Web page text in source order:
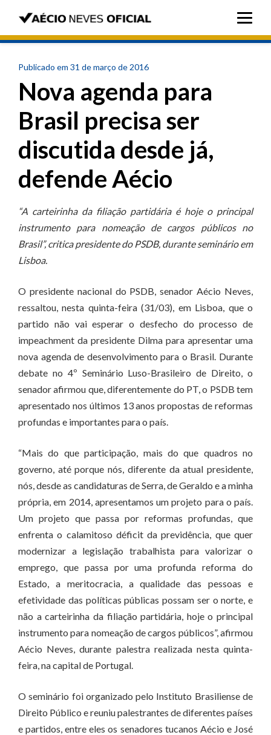
Publicado em 31 de março de 2016
Nova agenda para
Brasil precisa ser
discutida desde já,
defende Aécio
“A carteirinha da filiação partidária é hoje o principal
instrumento para nomeação de cargos públicos no
Brasil”, critica presidente do PSDB, durante seminário em
Lisboa.
O presidente nacional do PSDB, senador Aécio Neves,
ressaltou, nesta quinta-feira (31/03), em Lisboa, que o
partido não vai esperar o desfecho do processo de
impeachment da presidente Dilma para apresentar uma
nova agenda de desenvolvimento para o Brasil. Durante
debate no 4º Seminário Luso-Brasileiro de Direito, o
senador afirmou que, diferentemente do PT, o PSDB tem
apresentado nos últimos 13 anos propostas de reformas
profundas e importantes para o país.
“Mais do que participação, mais do que quadros no
governo, até porque nós, diferente da atual presidente,
nós, desde as candidaturas de Serra, de Geraldo e a minha
própria, em 2014, apresentamos um projeto para o país.
Um projeto que passa por reformas profundas, que
enfrenta o calamitoso déficit da previdência, que quer
modernizar a legislação trabalhista para valorizar o
emprego, que passa por uma profunda reforma do
Estado, a meritocracia, a qualidade das pessoas e
efetividade das políticas públicas possam ser o norte, e
não a carteirinha da filiação partidária, hoje o principal
instrumento para nomeação de cargos públicos”, afirmou
Aécio Neves, durante palestra realizada nesta quinta-
feira, na capital de Portugal.
O seminário foi organizado pelo Instituto Brasiliense de
Direito Público e reuniu palestrantes de diferentes países
e partidos, entre eles os senadores tucanos Aécio e José